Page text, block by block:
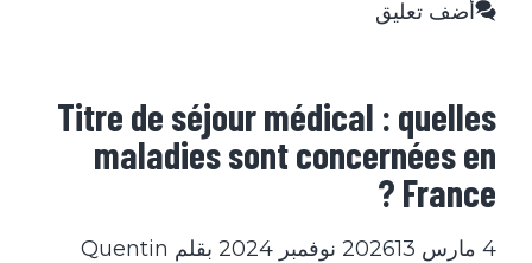
أضف تعليق
Titre de séjour médical : quelles
maladies sont concernées en
France ?
4 مارس 2026 13 نوفمبر 2024 بقلم Quentin